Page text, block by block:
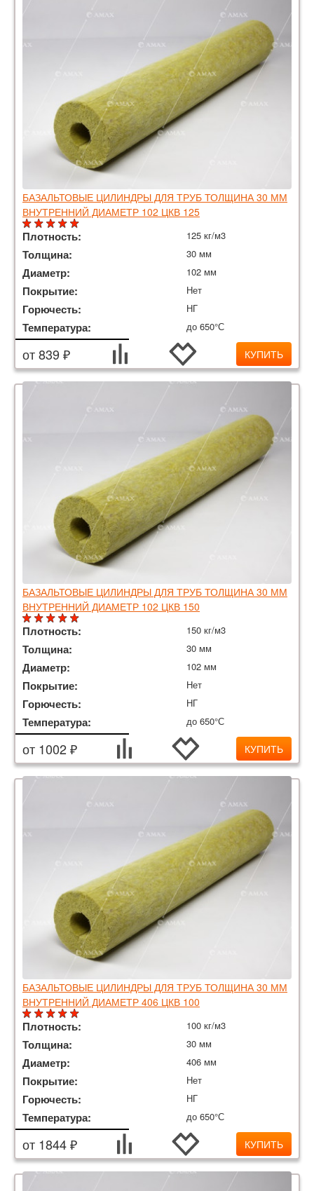
БАЗАЛЬТОВЫЕ ЦИЛИНДРЫ ДЛЯ ТРУБ ТОЛЩИНА 30 ММ
ВНУТРЕННИЙ ДИАМЕТР 102 ЦКВ 125
Плотность: 125 кг/м3
Толщина: 30 мм
Диаметр: 102 мм
Покрытие: Нет
Горючесть: НГ
Температура: до 650°С
от 839 ₽ КУПИТЬ
БАЗАЛЬТОВЫЕ ЦИЛИНДРЫ ДЛЯ ТРУБ ТОЛЩИНА 30 ММ
ВНУТРЕННИЙ ДИАМЕТР 102 ЦКВ 150
Плотность: 150 кг/м3
Толщина: 30 мм
Диаметр: 102 мм
Покрытие: Нет
Горючесть: НГ
Температура: до 650°С
от 1002 ₽ КУПИТЬ
БАЗАЛЬТОВЫЕ ЦИЛИНДРЫ ДЛЯ ТРУБ ТОЛЩИНА 30 ММ
ВНУТРЕННИЙ ДИАМЕТР 406 ЦКВ 100
Плотность: 100 кг/м3
Толщина: 30 мм
Диаметр: 406 мм
Покрытие: Нет
Горючесть: НГ
Температура: до 650°С
от 1844 ₽ КУПИТЬ